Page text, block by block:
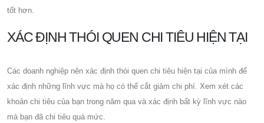
tốt hơn.
XÁC ĐỊNH THÓI QUEN CHI TIÊU HIỆN TẠI
Các doanh nghiệp nên xác định thói quen chi tiêu hiện tại của mình để
xác định những lĩnh vực mà họ có thể cắt giảm chi phí. Xem xét các
khoản chi tiêu của bạn trong năm qua và xác định bất kỳ lĩnh vực nào
mà bạn đã chi tiêu quá mức.